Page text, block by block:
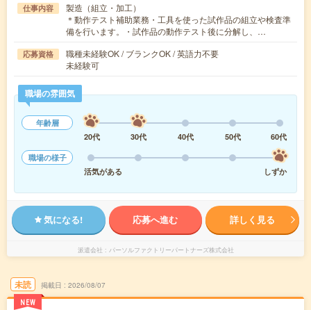
仕事内容
製造（組立・加工）
＊動作テスト補助業務・工具を使った試作品の組立や検査準
備を行います。・試作品の動作テスト後に分解し、…
応募資格
職種未経験OK / ブランクOK / 英語力不要
未経験可
職場の雰囲気
年齢層
20代
30代 40代 50代
60代
職場の様子
活気がある
しずか
気になる! 応募へ進む 詳しく見る
派遣会社 パーソルファクトリーパートナーズ株式会社
未読
NEW
掲載日 2026/08/07